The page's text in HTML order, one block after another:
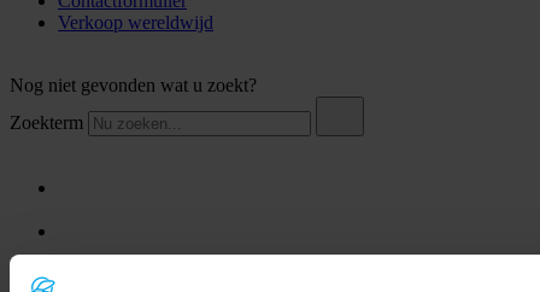
Verkoop wereldwijd
Nog niet gevonden wat u zoekt?
Zoekterm